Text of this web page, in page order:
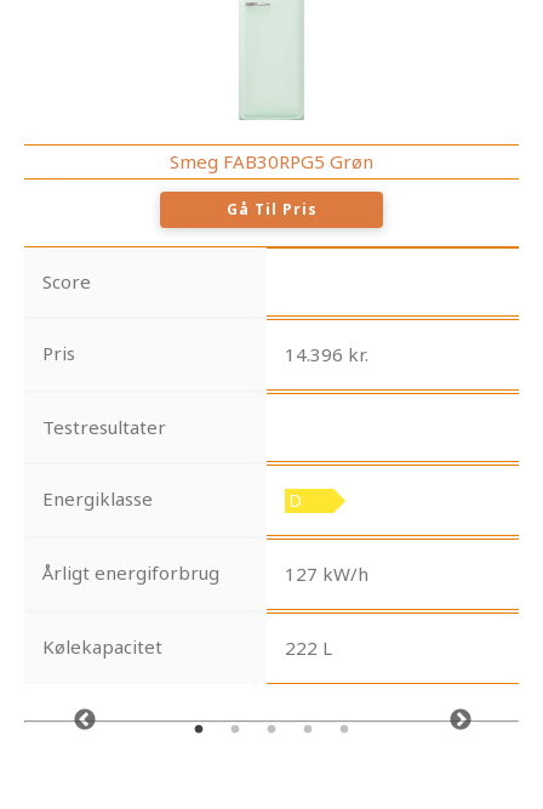
Smeg FAB30RPG5 Grøn
Gå Til Pris
Score
Pris 14.396 kr.
Testresultater
Energiklasse
Årligt energiforbrug 127 kW/h
Kølekapacitet 222 L